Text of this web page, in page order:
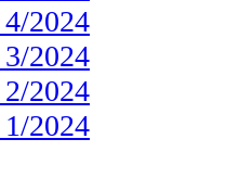
2024
2024
2024
2024